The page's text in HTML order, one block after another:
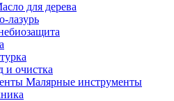
для дерева
лазурь
и очистка
Малярные инструменты